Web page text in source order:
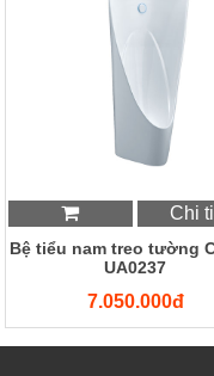
Chi
Bệ tiểu nam treo tường
UA0237
7.050.000đ